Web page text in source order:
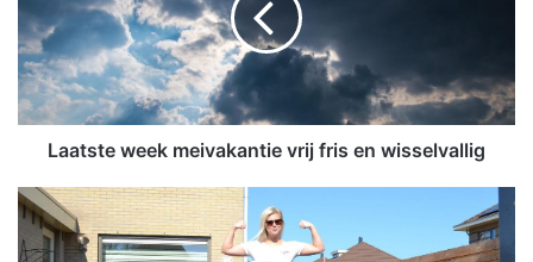
t
e
w
e
m
e
i
Laatste week meivakantie vrij fris en wisselvallig
B
o